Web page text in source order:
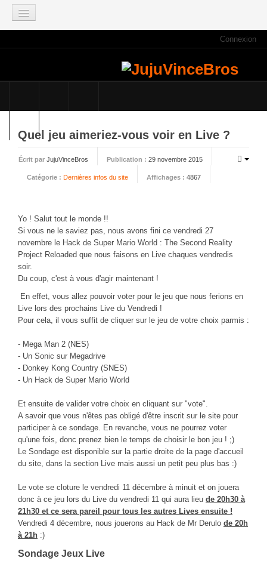
Connexion
E3 2021
Faisons le point
Qui sommes nous ?
Planning des JujuVinceBros
Accès aux Quiz
Les videos des JujuVinceBros
CINÉ
Critiques films
Courts Métrages
30 minutes sur...
Parties en ligne
Walkthrough / LP
Découvrons le Boss Final
Minecraft
Battlefield Montage
Chroniques du jeu video
ANIM
Stop Motions & Animations
Sonic the Hedgehog 2
Quel jeu aimeriez-vous voir en Live ?
Écrit par JujuVinceBros Publication : 29 novembre 2015
Catégorie : Dernières infos du site Affichages : 4867
Yo ! Salut tout le monde !!
Si vous ne le saviez pas, nous avons fini ce vendredi 27
novembre le Hack de Super Mario World : The Second Reality
Project Reloaded que nous faisons en Live chaques vendredis
soir.
Du coup, c'est à vous d'agir maintenant !
En effet, vous allez pouvoir voter pour le jeu que nous ferions en
Live lors des prochains Live du Vendredi !
Pour cela, il vous suffit de cliquer sur le jeu de votre choix parmis :
- Mega Man 2 (NES)
- Un Sonic sur Megadrive
- Donkey Kong Country (SNES)
- Un Hack de Super Mario World
Et ensuite de valider votre choix en cliquant sur "vote".
A savoir que vous n'êtes pas obligé d'être inscrit sur le site pour
participer à ce sondage. En revanche, vous ne pourrez voter
qu'une fois, donc prenez bien le temps de choisir le bon jeu ! ;)
Le Sondage est disponible sur la partie droite de la page d'accueil
du site, dans la section Live mais aussi un petit peu plus bas :)
Le vote se cloture le vendredi 11 décembre à minuit et on jouera
donc à ce jeu lors du Live du vendredi 11 qui aura lieu de 20h30 à
21h30 et ce sera pareil pour tous les autres Lives ensuite !
Vendredi 4 décembre, nous jouerons au Hack de Mr Derulo de 20h
à 21h :)
Sondage Jeux Live